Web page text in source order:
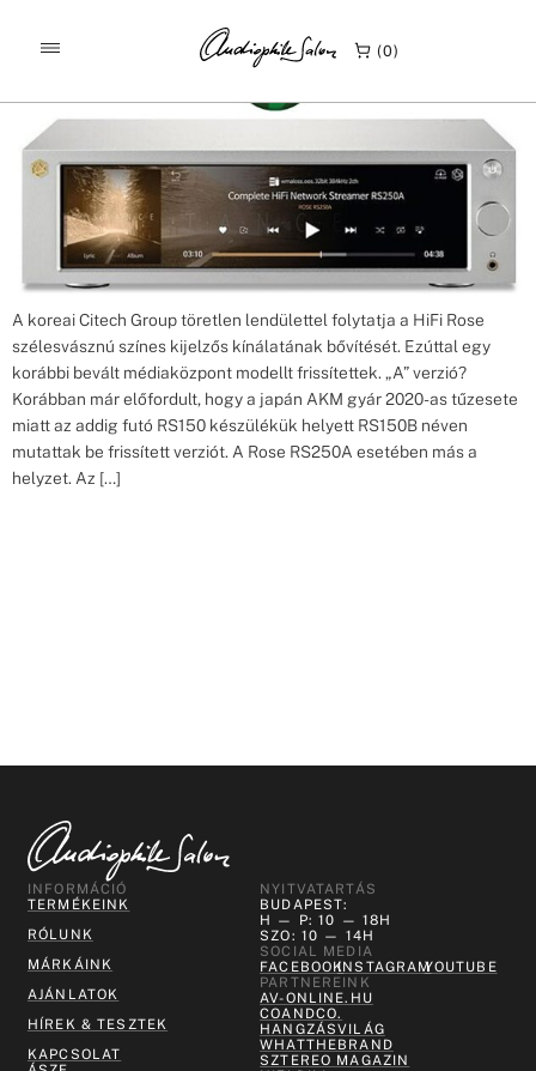
0
A koreai Citech Group töretlen lendülettel folytatja a HiFi Rose
szélesvásznú színes kijelzős kínálatának bővítését. Ezúttal egy
korábbi bevált médiaközpont modellt frissítettek. „A” verzió?
Korábban már előfordult, hogy a japán AKM gyár 2020-as tűzesete
miatt az addig futó RS150 készülékük helyett RS150B néven
mutattak be frissített verziót. A Rose RS250A esetében más a
helyzet. Az […]
INFORMÁCIÓ
TERMÉKEINK
RÓLUNK
MÁRKÁINK
AJÁNLATOK
HÍREK & TESZTEK
KAPCSOLAT
NYITVATARTÁS
BUDAPEST:
H — P: 10 — 18H
SZO: 10 — 14H
SOCIAL MEDIA
FACEBOOKINSTAGRAMYOUTUBE
PARTNEREINK
AV-ONLINE.HU
COANDCO.
HANGZÁSVILÁG
WHATTHEBRAND
SZTEREO MAGAZIN